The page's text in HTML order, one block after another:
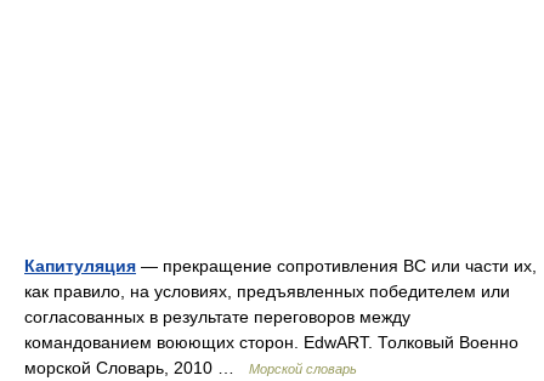
Капитуляция — прекращение сопротивления ВС или части их,
как правило, на условиях, предъявленных победителем или
согласованных в результате переговоров между
командованием воюющих сторон. EdwART. Толковый Военно
морской Словарь, 2010 …
Морской словарь